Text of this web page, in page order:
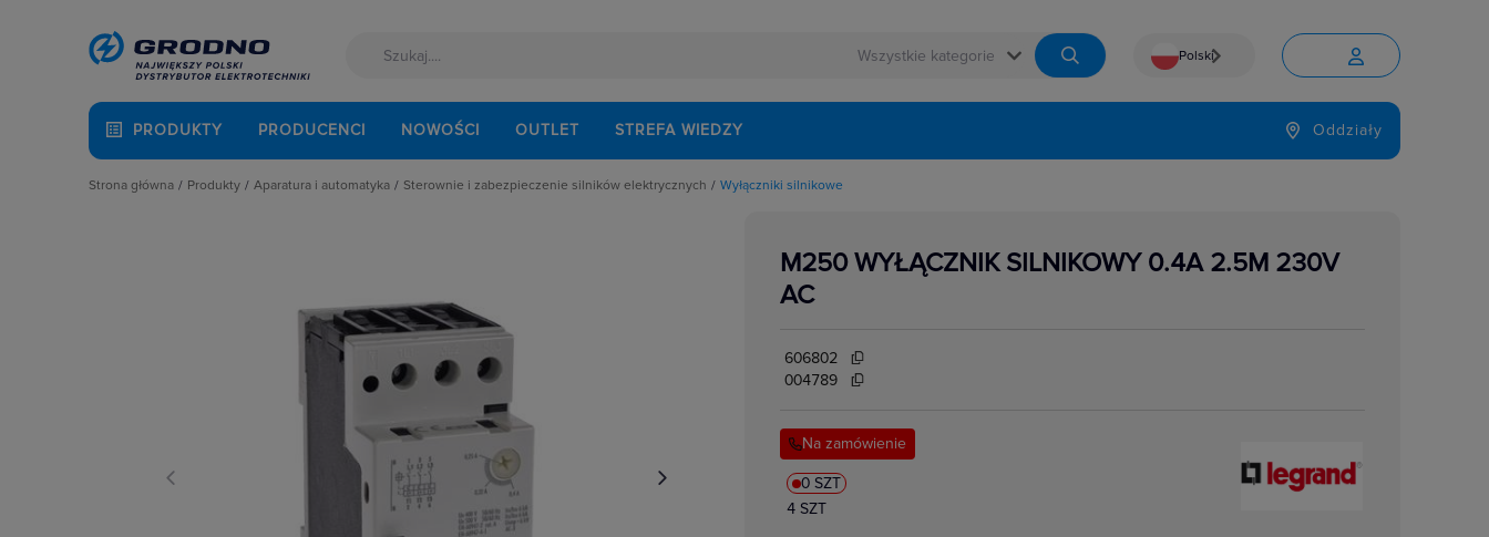
 Polski
Język

PRODUKTY PRODUCENCI NOWOŚCI OUTLET STREFA WIEDZY Oddziały
Strona główna
Produkty
Łączniki i gniazda
Narzędzia i mierniki
Ochrona odgromowa
Odzież ochronna i BHP
Osprzęt siłowy, przenośny
Rozdzielnice i obudowy
Technika grzewcza
Aparatura i automatyka
Aparatura zasilająca
Automatyka przemysłowa
Czujniki i wyłączniki krańcowe
Elementy pasywne
Elementy sterowania i sygnalizacji
Optoelektronika
Rozłączniki i podstawy bezpiecznikowe
Sterownie i zabezpieczenie silników elektrycznych
Wyłączniki, rozłączniki
Sterownie i zabezpieczenie silników elektrycznych
Pozostałe akcesoria
Przekaźniki przeciążeniowe
Styczniki mocy DC
Styczniki nawrotne
Styki pomocnicze
Styki pomocnicze ze zwłoką czasową
Układy tłumiące
Wyłączniki silnikowe
Wyzwalacze podnapięciowe
Wyzwalacze wzrostowe
Wyłączniki silnikowe
M250 WYŁĄCZNIK SILNIKOWY 0.4A 2.5M 230V
AC
606802
004789
Na zamówienie
0 SZT
4 SZT